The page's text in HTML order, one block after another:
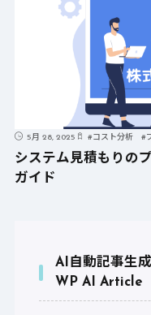
5月 28, 2025 #コスト分析 #
システム見積もりの
ガイド
AI自動記事生
WP AI Article